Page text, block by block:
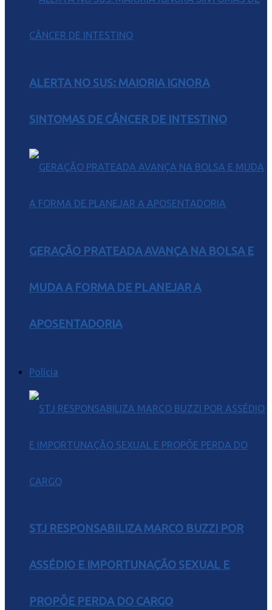
ALERTA NO SUS: MAIORIA IGNORA
SINTOMAS DE CÂNCER DE INTESTINO
GERAÇÃO PRATEADA AVANÇA NA BOLSA E
MUDA A FORMA DE PLANEJAR A
APOSENTADORIA
Polícia
STJ RESPONSABILIZA MARCO BUZZI POR
ASSÉDIO E IMPORTUNAÇÃO SEXUAL E
PROPÕE PERDA DO CARGO